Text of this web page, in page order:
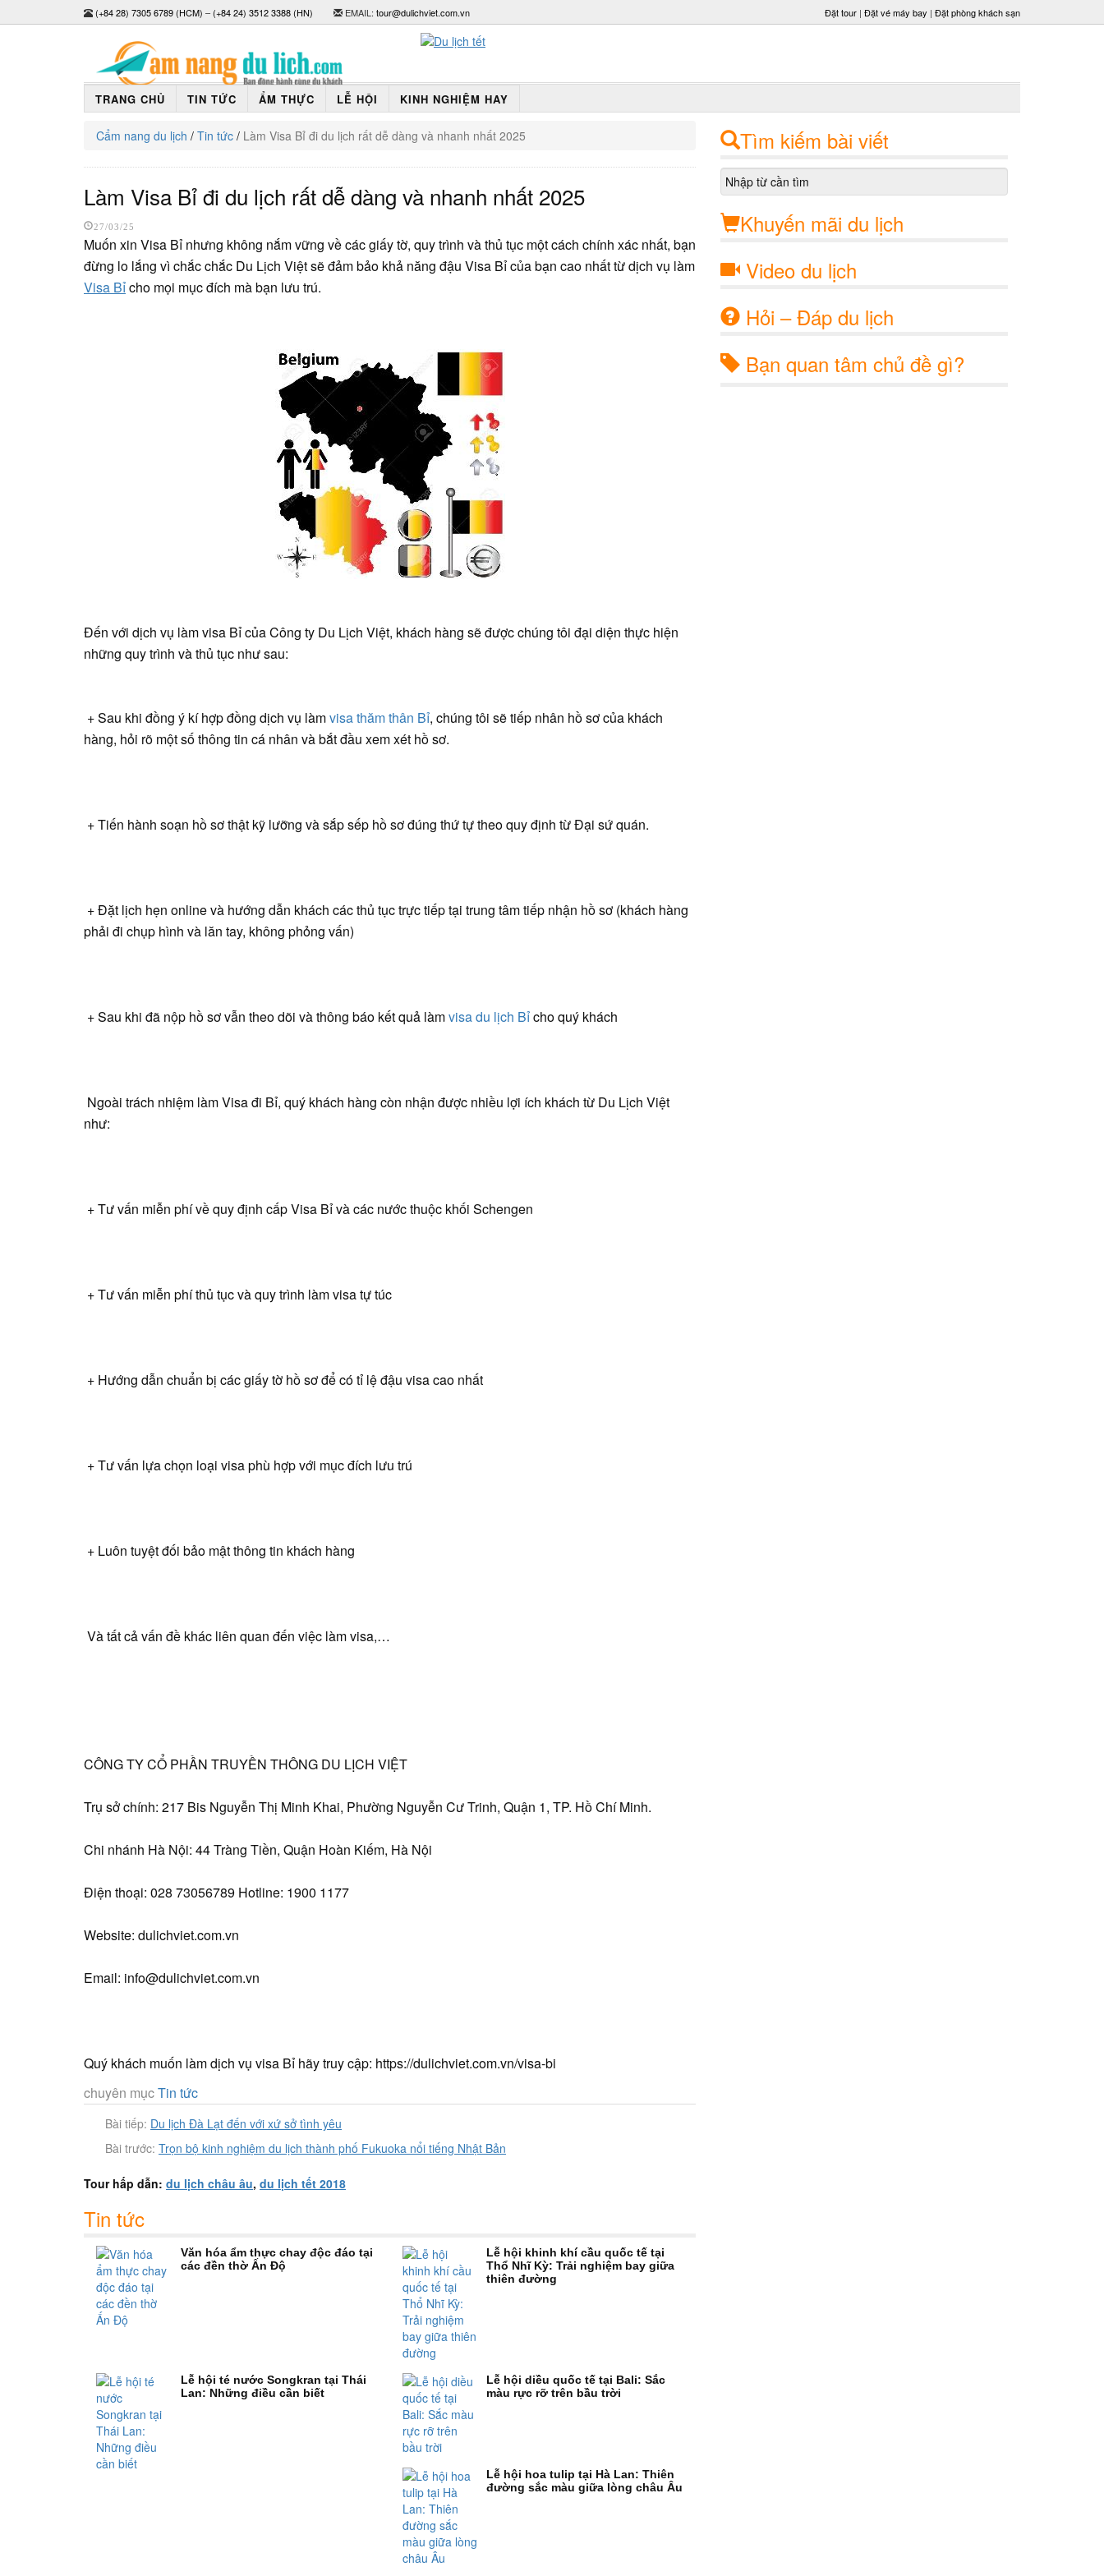
(+84 28) 7305 6789 (HCM) –(+84 24) 3512 3388 (HN) EMAIL: tour@dulichviet.com.vn Đặt tour | Đặt vé máy bay | Đặt phòng khách sạn
TRANG CHỦ TIN TỨC ẨM THỰC LỄ HỘI KINH NGHIỆM HAY
Cẩm nang du lịch / Tin tức / Làm Visa Bỉ đi du lịch rất dễ dàng và nhanh nhất 2025
Làm Visa Bỉ đi du lịch rất dễ dàng và nhanh nhất 2025
27/03/25
Muốn xin Visa Bỉ nhưng không nắm vững về các giấy tờ, quy trình và thủ tục một cách chính xác nhất, bạn
đừng lo lắng vì chắc chắc Du Lịch Việt sẽ đảm bảo khả năng đậu Visa Bỉ của bạn cao nhất từ dịch vụ làm
Visa Bỉcho mọi mục đích mà bạn lưu trú.
Đến với dịch vụ làm visa Bỉ của Công ty Du Lịch Việt, khách hàng sẽ được chúng tôi đại diện thực hiện
những quy trình và thủ tục như sau:
+ Sau khi đồng ý kí hợp đồng dịch vụ làmvisa thăm thân Bỉ, chúng tôi sẽ tiếp nhân hồ sơ của khách
hàng, hỏi rõ một số thông tin cá nhân và bắt đầu xem xét hồ sơ.
+ Tiến hành soạn hồ sơ thật kỹ lưỡng và sắp sếp hồ sơ đúng thứ tự theo quy định từ Đại sứ quán.
+ Đặt lịch hẹn online và hướng dẫn khách các thủ tục trực tiếp tại trung tâm tiếp nhận hồ sơ (khách hàng
phải đi chụp hình và lăn tay, không phỏng vấn)
+ Sau khi đã nộp hồ sơ vẫn theo dõi và thông báo kết quả làmvisa du lịch Bỉcho quý khách
Ngoài trách nhiệm làm Visa đi Bỉ, quý khách hàng còn nhận được nhiều lợi ích khách từ Du Lịch Việt
như:
+ Tư vấn miễn phí về quy định cấp Visa Bỉ và các nước thuộc khối Schengen
+ Tư vấn miễn phí thủ tục và quy trình làm visa tự túc
+ Hướng dẫn chuẩn bị các giấy tờ hồ sơ để có tỉ lệ đậu visa cao nhất
+ Tư vấn lựa chọn loại visa phù hợp với mục đích lưu trú
+ Luôn tuyệt đối bảo mật thông tin khách hàng
Và tất cả vấn đề khác liên quan đến việc làm visa,…
CÔNG TY CỔ PHẦN TRUYỀN THÔNG DU LỊCH VIỆT
Trụ sở chính: 217 Bis Nguyễn Thị Minh Khai, Phường Nguyễn Cư Trinh, Quận 1, TP. Hồ Chí Minh.
Chi nhánh Hà Nội: 44 Tràng Tiền, Quận Hoàn Kiếm, Hà Nội
Điện thoại: 028 73056789 Hotline: 1900 1177
Website: dulichviet.com.vn
Email: info@dulichviet.com.vn
Quý khách muốn làm dịch vụ visa Bỉ hãy truy cập: https://dulichviet.com.vn/visa-bi
chuyên mụcTin tức
Bài tiếp: Du lịch Đà Lạt đến với xứ sở tình yêu
Bài trước: Trọn bộ kinh nghiệm du lịch thành phố Fukuoka nổi tiếng Nhật Bản
Tour hấp dẫn: du lịch châu âu, du lịch tết 2018
Tin tức
Văn hóa ẩm thực chay độc đáo tại
các đền thờ Ấn Độ
Lễ hội khinh khí cầu quốc tế tại
Thổ Nhĩ Kỳ: Trải nghiệm bay giữa
thiên đường
Lễ hội té nước Songkran tại Thái
Lan: Những điều cần biết
Lễ hội diều quốc tế tại Bali: Sắc
màu rực rỡ trên bầu trời
Lễ hội hoa tulip tại Hà Lan: Thiên
đường sắc màu giữa lòng châu Âu
Tìm kiếm bài viết
Khuyến mãi du lịch
Video du lịch
Hỏi – Đáp du lịch
Bạn quan tâm chủ đề gì?